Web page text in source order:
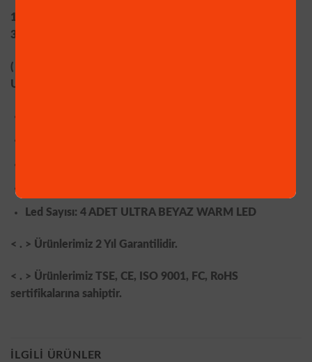
1080P FULLHD 4 WARM LED GECE RENKLİ GÖSTEREN
3,6mm 5 MP Sony LENS, Güvenlik Kamerası :
( PLASTİK KASA – SU GEÇİRMEZ – DIŞ ve İÇ MEKAN
UYUMLU )
Led Sayısı: 4 ADET ULTRA BEYAZ WARM LED
< . > Ürünlerimiz 2 Yıl Garantilidir.
< . > Ürünlerimiz TSE, CE, ISO 9001, FC, RoHS
sertifikalarına sahiptir.
İLGILI ÜRÜNLER